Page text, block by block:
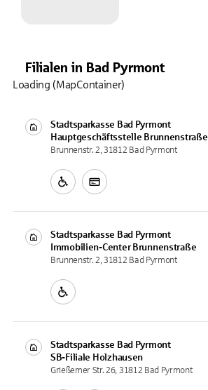
Filialen in Bad Pyrmont
Stadtsparkasse Bad Pyrmont
Hauptgeschäftsstelle Brunnenstraße
Brunnenstr. 2, 31812 Bad Pyrmont
Stadtsparkasse Bad Pyrmont
Immobilien-Center Brunnenstraße
Brunnenstr. 2, 31812 Bad Pyrmont
Stadtsparkasse Bad Pyrmont
SB-Filiale Holzhausen
Grießemer Str. 26, 31812 Bad Pyrmont
Loading (MapContainer)